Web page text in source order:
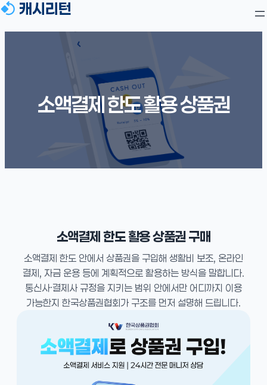
소액결제 한도 활용 상품권
소액결제 한도 활용 상품권 구매
소액결제 한도 안에서 상품권을 구입해 생활비 보조, 온라인
결제, 자금 운용 등에 계획적으로 활용하는 방식을 말합니다.
통신사·결제사 규정을 지키는 범위 안에서만 어디까지 이용
가능한지 한국상품권협회가 구조를 먼저 설명해 드립니다.